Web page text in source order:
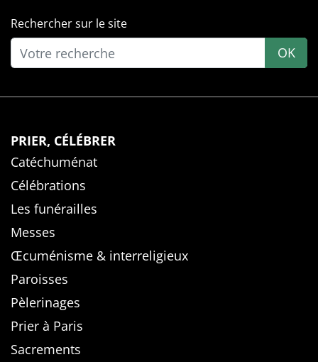
Rechercher sur le site
OK
PRIER, CÉLÉBRER
Catéchuménat
Célébrations
Les funérailles
Messes
Œcuménisme & interreligieux
Paroisses
Pèlerinages
Prier à Paris
Sacrements